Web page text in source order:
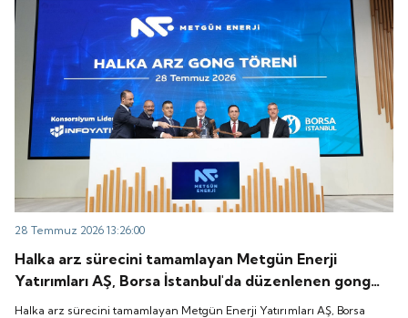
28 Temmuz 2026 13:26:00
Halka arz sürecini tamamlayan Metgün Enerji
Yatırımları AŞ, Borsa İstanbul'da düzenlenen gong
töreniyle "METEN" koduyla işlem görmeye başladı.
Halka arz sürecini tamamlayan Metgün Enerji Yatırımları AŞ, Borsa